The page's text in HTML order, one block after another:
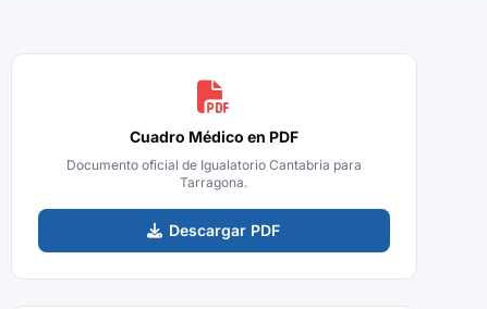
Cuadro Médico en PDF
Documento oficial de Igualatorio Cantabria para
Tarragona.
Descargar PDF